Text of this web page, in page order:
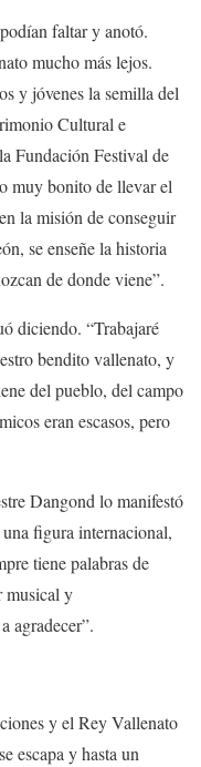
faltar y anotó.
mucho más lejos.
y jóvenes la semilla del
Cultural e
Fundación Festival de
muy bonito de llevar el
la misión de conseguir
se enseñe la historia
de donde viene”.
diciendo. “Trabajaré
bendito vallenato, y
del pueblo, del campo
eran escasos, pero
Dangond lo manifestó
figura internacional,
tiene palabras de
musical y
agradecer”.
y el Rey Vallenato
escapa y hasta un